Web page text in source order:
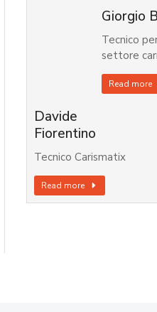
Giorgio
Tecnico
settore
Read more
Davide
Fiorentino
Tecnico Carismatix
Read more